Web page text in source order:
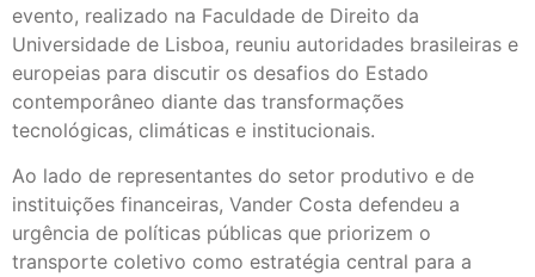
evento, realizado na Faculdade de Direito da
Universidade de Lisboa, reuniu autoridades brasileiras e
europeias para discutir os desafios do Estado
contemporâneo diante das transformações
tecnológicas, climáticas e institucionais.
Ao lado de representantes do setor produtivo e de
instituições financeiras, Vander Costa defendeu a
urgência de políticas públicas que priorizem o
transporte coletivo como estratégia central para a